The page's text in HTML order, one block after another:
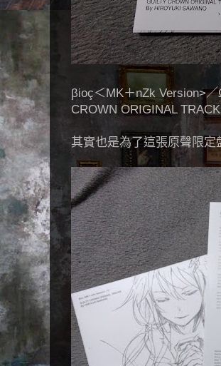
βiοç＜MK＋nZk Version>
CROWN ORIGINAL
其實也是為了這張原聲限